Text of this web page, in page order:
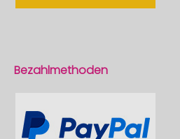
Bezahlmethoden